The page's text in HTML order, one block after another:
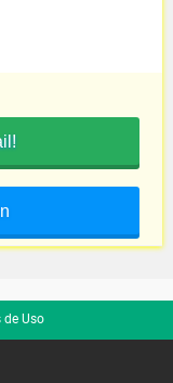
de Uso